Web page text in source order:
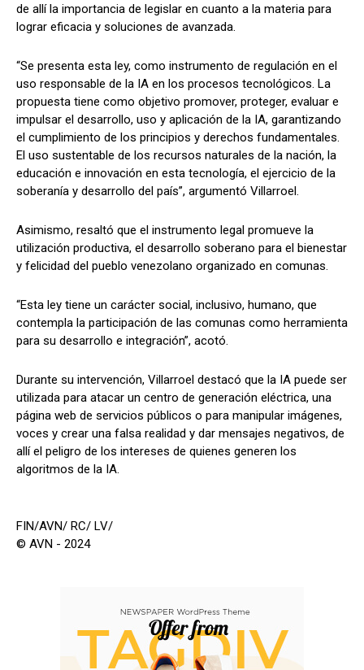
de allí la importancia de legislar en cuanto a la materia para
lograr eficacia y soluciones de avanzada.
“Se presenta esta ley, como instrumento de regulación en el
uso responsable de la IA en los procesos tecnológicos. La
propuesta tiene como objetivo promover, proteger, evaluar e
impulsar el desarrollo, uso y aplicación de la IA, garantizando
el cumplimiento de los principios y derechos fundamentales.
El uso sustentable de los recursos naturales de la nación, la
educación e innovación en esta tecnología, el ejercicio de la
soberanía y desarrollo del país”, argumentó Villarroel.
Asimismo, resaltó que el instrumento legal promueve la
utilización productiva, el desarrollo soberano para el bienestar
y felicidad del pueblo venezolano organizado en comunas.
“Esta ley tiene un carácter social, inclusivo, humano, que
contempla la participación de las comunas como herramienta
para su desarrollo e integración”, acotó.
Durante su intervención, Villarroel destacó que la IA puede ser
utilizada para atacar un centro de generación eléctrica, una
página web de servicios públicos o para manipular imágenes,
voces y crear una falsa realidad y dar mensajes negativos, de
allí el peligro de los intereses de quienes generen los
algoritmos de la IA.
FIN/AVN/ RC/ LV/
© AVN - 2024